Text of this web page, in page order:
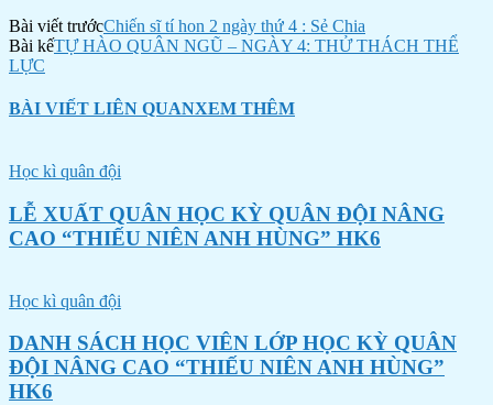
Bài viết trướcChiến sĩ tí hon 2 ngày thứ 4 : Sẻ Chia
Bài kếTỰ HÀO QUÂN NGŨ – NGÀY 4: THỬ THÁCH THỂ
LỰC
BÀI VIẾT LIÊN QUANXEM THÊM
Học kì quân đội
LỄ XUẤT QUÂN HỌC KỲ QUÂN ĐỘI NÂNG
CAO “THIẾU NIÊN ANH HÙNG” HK6
Học kì quân đội
DANH SÁCH HỌC VIÊN LỚP HỌC KỲ QUÂN
ĐỘI NÂNG CAO “THIẾU NIÊN ANH HÙNG”
HK6